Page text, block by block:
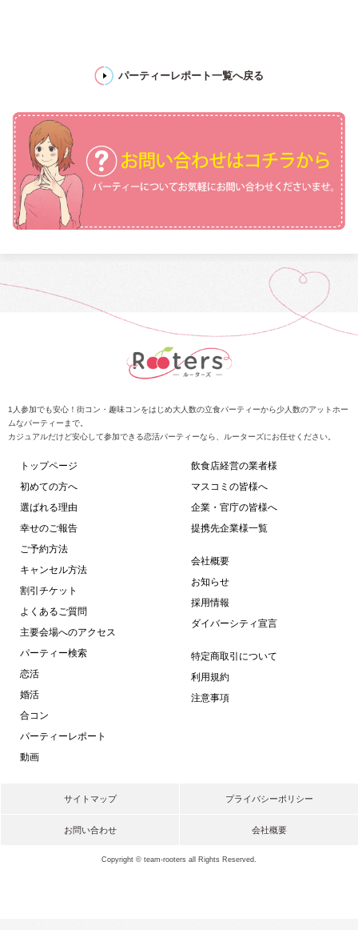
パーティーレポート一覧へ戻る
1人参加でも安心！街コン・趣味コンをはじめ大人数の立食パーティーから少人数のアットホー
ムなパーティーまで。
カジュアルだけど安心して参加できる恋活パーティーなら、ルーターズにお任せください。
トップページ
初めての方へ
選ばれる理由
幸せのご報告
ご予約方法
キャンセル方法
割引チケット
よくあるご質問
主要会場へのアクセス
パーティー検索
恋活
婚活
合コン
パーティーレポート
動画
飲食店経営の業者様
マスコミの皆様へ
企業・官庁の皆様へ
提携先企業様一覧
会社概要
お知らせ
採用情報
ダイバーシティ宣言
特定商取引について
利用規約
注意事項
サイトマップ プライバシーポリシー
お問い合わせ 会社概要
Copyright © team-rooters all Rights Reserved.